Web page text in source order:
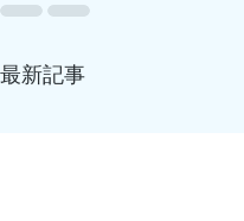
最新記事